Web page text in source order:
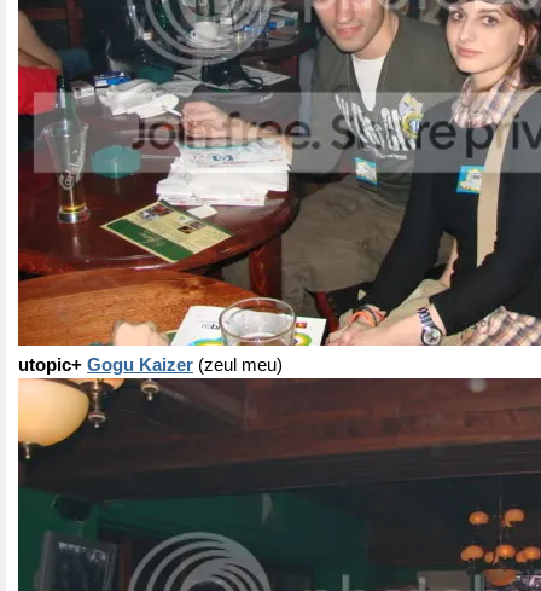
utopic+ Gogu Kaizer (zeul meu)